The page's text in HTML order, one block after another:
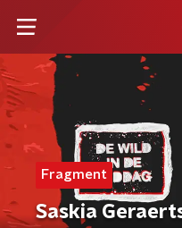
Fragment
Saskia